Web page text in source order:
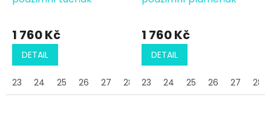
1 760 Kč
DETAIL
23 24 25 26 27 28 29 30
1 760 Kč
DETAIL
23 24 25 26 27 28